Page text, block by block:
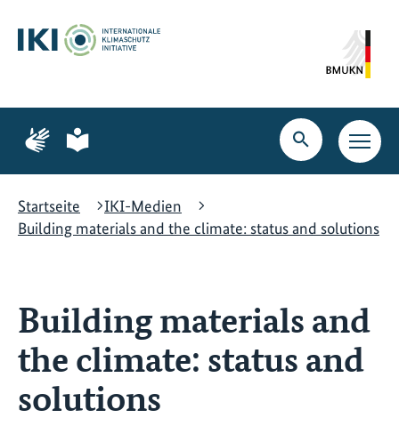
Hauptinhalt
springen
Suche
springen
Hauptnavigation
springen
Zur
Seite
Gebärdensprache
Zur
Seite
leichte
Suche
öffnen
Startseite
IKI-Medien
Building materials and the climate: status and solutions
Building materials and
the climate: status and
solutions